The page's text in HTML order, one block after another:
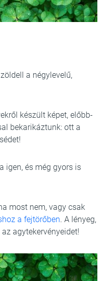
a négylevelű,
készült képet, előbb-
bekarikáztunk: ott a
igen, és még gyors is
most nem, vagy csak
a fejtörőben. A lényeg,
agytekervényeidet!